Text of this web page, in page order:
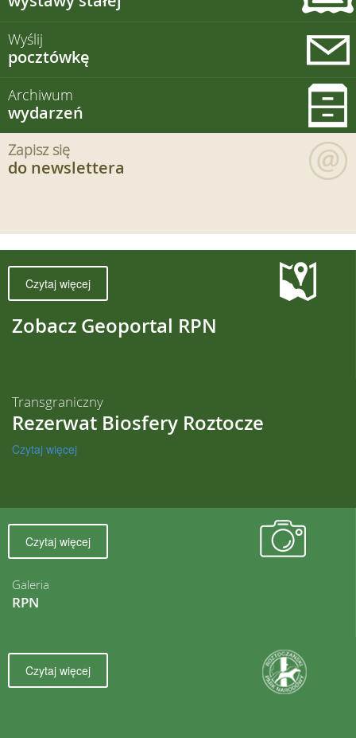
Wyślij
pocztówkę
Archiwum
wydarzeń
Zapisz się
do newslettera
Zobacz Geoportal RPN
Czytaj więcej
Transgraniczny
Rezerwat Biosfery Roztocze
Czytaj więcej
Galeria
RPN
Czytaj więcej
Czytaj więcej